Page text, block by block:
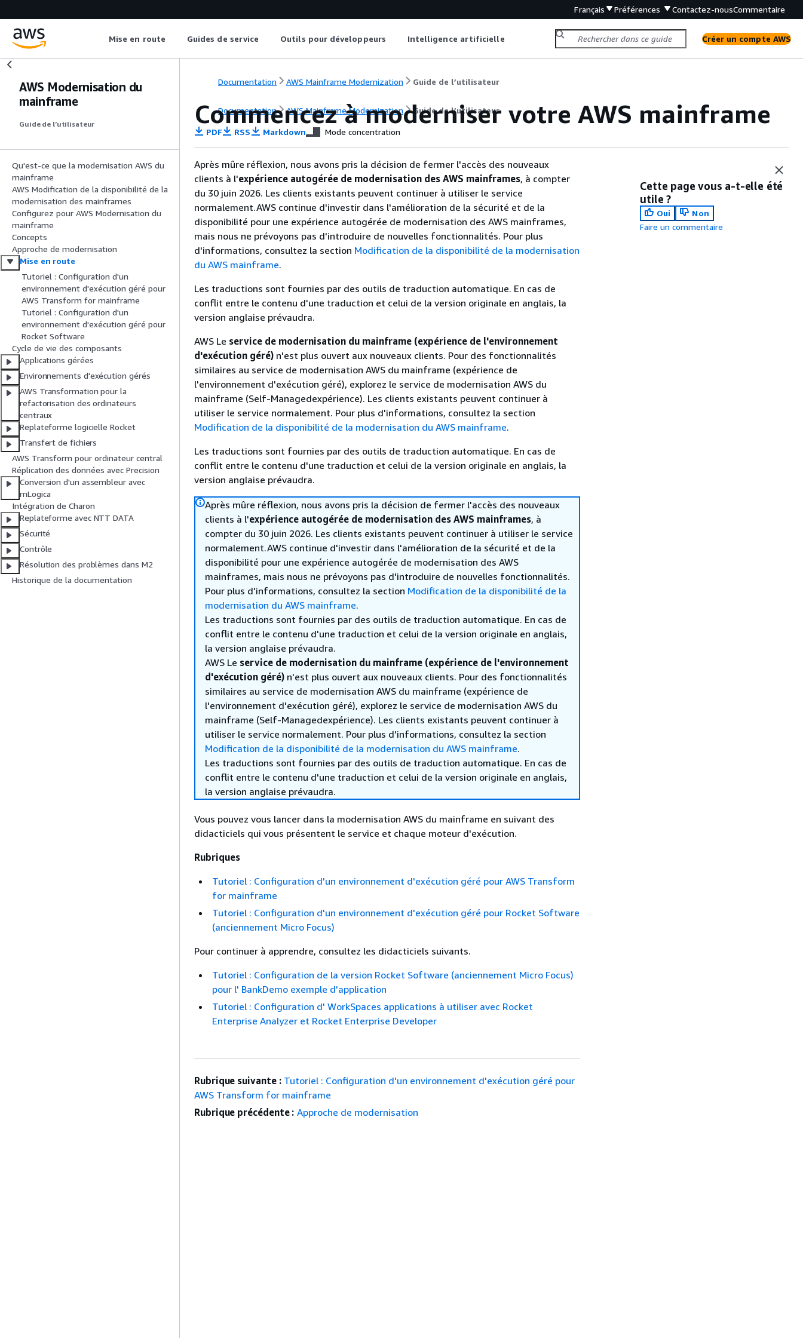
Français Préférences Contactez-nousCommentaire
Mise en route Guides de service Outils pour développeurs Intelligence artificielle Créer un compte AWS
AWS Modernisation du
mainframe
Guide de l’utilisateur
Qu'est-ce que la modernisation AWS du
mainframe
AWS Modification de la disponibilité de la
modernisation des mainframes
Configurez pour AWS Modernisation du
mainframe
Concepts
Approche de modernisation
Mise en route
Tutoriel : Configuration d'un
environnement d'exécution géré pour
AWS Transform for mainframe
Tutoriel : Configuration d'un
environnement d'exécution géré pour
Rocket Software
Cycle de vie des composants
Applications gérées
Environnements d'exécution gérés
AWS Transformation pour la
refactorisation des ordinateurs
centraux
Replateforme logicielle Rocket
Transfert de fichiers
AWS Transform pour ordinateur central
Réplication des données avec Precision
Conversion d'un assembleur avec
mLogica
Intégration de Charon
Replateforme avec NTT DATA
Sécurité
Contrôle
Résolution des problèmes dans M2
Historique de la documentation
Documentation AWS Mainframe Modernization Guide de l’utilisateur
Documentation AWS Mainframe Modernization Guide de l’utilisateur
Commencez à moderniser votre AWS mainframe
PDF RSS Markdown Mode concentration
Après mûre réflexion, nous avons pris la décision de fermer l'accès des nouveaux
clients à l'expérience autogérée de modernisation des AWS mainframes, à compter
du 30 juin 2026. Les clients existants peuvent continuer à utiliser le service
normalement.AWS continue d'investir dans l'amélioration de la sécurité et de la
disponibilité pour une expérience autogérée de modernisation des AWS mainframes,
mais nous ne prévoyons pas d'introduire de nouvelles fonctionnalités. Pour plus
d'informations, consultez la section Modification de la disponibilité de la modernisation
du AWS mainframe.
Les traductions sont fournies par des outils de traduction automatique. En cas de
conflit entre le contenu d'une traduction et celui de la version originale en anglais, la
version anglaise prévaudra.
AWS Le service de modernisation du mainframe (expérience de l'environnement
d'exécution géré) n'est plus ouvert aux nouveaux clients. Pour des fonctionnalités
similaires au service de modernisation AWS du mainframe (expérience de
l'environnement d'exécution géré), explorez le service de modernisation AWS du
mainframe (Self-Managedexpérience). Les clients existants peuvent continuer à
utiliser le service normalement. Pour plus d'informations, consultez la section
Modification de la disponibilité de la modernisation du AWS mainframe.
Les traductions sont fournies par des outils de traduction automatique. En cas de
conflit entre le contenu d'une traduction et celui de la version originale en anglais, la
version anglaise prévaudra.
Après mûre réflexion, nous avons pris la décision de fermer l'accès des nouveaux
clients à l'expérience autogérée de modernisation des AWS mainframes, à
compter du 30 juin 2026. Les clients existants peuvent continuer à utiliser le service
normalement.AWS continue d'investir dans l'amélioration de la sécurité et de la
disponibilité pour une expérience autogérée de modernisation des AWS
mainframes, mais nous ne prévoyons pas d'introduire de nouvelles fonctionnalités.
Pour plus d'informations, consultez la section Modification de la disponibilité de la
modernisation du AWS mainframe.
Les traductions sont fournies par des outils de traduction automatique. En cas de
conflit entre le contenu d'une traduction et celui de la version originale en anglais,
la version anglaise prévaudra.
AWS Le service de modernisation du mainframe (expérience de l'environnement
d'exécution géré) n'est plus ouvert aux nouveaux clients. Pour des fonctionnalités
similaires au service de modernisation AWS du mainframe (expérience de
l'environnement d'exécution géré), explorez le service de modernisation AWS du
mainframe (Self-Managedexpérience). Les clients existants peuvent continuer à
utiliser le service normalement. Pour plus d'informations, consultez la section
Modification de la disponibilité de la modernisation du AWS mainframe.
Les traductions sont fournies par des outils de traduction automatique. En cas de
conflit entre le contenu d'une traduction et celui de la version originale en anglais,
la version anglaise prévaudra.
Vous pouvez vous lancer dans la modernisation AWS du mainframe en suivant des
didacticiels qui vous présentent le service et chaque moteur d'exécution.
Rubriques
Tutoriel : Configuration d'un environnement d'exécution géré pour AWS Transform
for mainframe
Tutoriel : Configuration d'un environnement d'exécution géré pour Rocket Software
(anciennement Micro Focus)
Pour continuer à apprendre, consultez les didacticiels suivants.
Tutoriel : Configuration de la version Rocket Software (anciennement Micro Focus)
pour l' BankDemo exemple d'application
Tutoriel : Configuration d' WorkSpaces applications à utiliser avec Rocket
Enterprise Analyzer et Rocket Enterprise Developer
Cette page vous a-t-elle été
utile ?
Oui
Non
Faire un commentaire
Rubrique suivante : Tutoriel : Configuration d'un environnement d'exécution géré pour
AWS Transform for mainframe
Rubrique précédente : Approche de modernisation